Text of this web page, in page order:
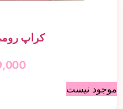
کراپ
موجود نیست